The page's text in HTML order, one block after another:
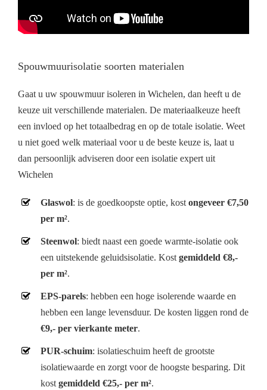
Spouwmuurisolatie soorten materialen
Gaat u uw spouwmuur isoleren in Wichelen, dan heeft u de
keuze uit verschillende materialen. De materiaalkeuze heeft
een invloed op het totaalbedrag en op de totale isolatie. Weet
u niet goed welk materiaal voor u de beste keuze is, laat u
dan persoonlijk adviseren door een isolatie expert uit
Wichelen
Glaswol: is de goedkoopste optie, kostongeveer €7,50
per m².
Steenwol: biedt naast een goede warmte-isolatie ook
een uitstekende geluidsisolatie. Kostgemiddeld €8,-
per m².
EPS-parels: hebben een hoge isolerende waarde en
hebben een lange levensduur. De kosten liggen rond de
€9,- per vierkante meter.
PUR-schuim: isolatieschuim heeft de grootste
isolatiewaarde en zorgt voor de hoogste besparing. Dit
kostgemiddeld €25,- per m².